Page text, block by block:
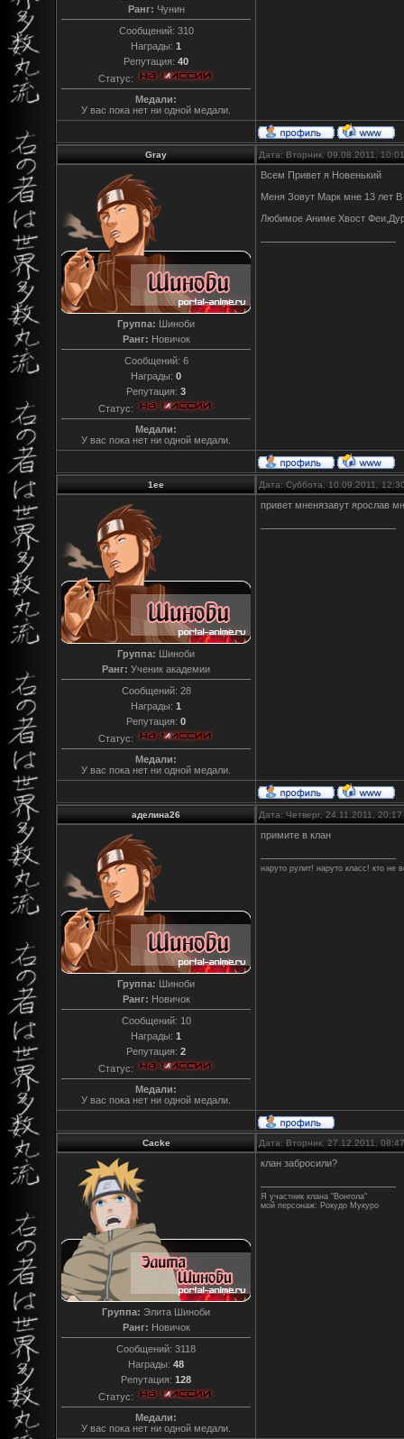
Ранг: Чунин
Сообщений: 310
Награды: 1
Репутация: 40
Статус:
Медали:
У вас пока нет ни одной медали.
Gray Дата: Вторник, 09.08.2011,
Группа: Шиноби
Ранг: Новичок
Сообщений: 6
Награды: 0
Репутация: 3
Статус:
Медали:
У вас пока нет ни одной медали.
Всем Привет я Новенький
Меня Зовут Марк мне 13 лет В
Любимое Аниме Хвост
1ee Дата: Суббота, 10.09.2011,
Группа: Шиноби
Ранг: Ученик академии
Сообщений: 28
Награды: 1
Репутация: 0
Статус:
Медали:
У вас пока нет ни одной медали.
привет мненязавут ярослав
аделина26 Дата: Четверг, 24.11.2011,
Группа: Шиноби
Ранг: Новичок
Сообщений: 10
Награды: 1
Репутация: 2
Статус:
Медали:
У вас пока нет ни одной медали.
примите в клан
наруто рулит! наруто класс! кто не
Cacke Дата: Вторник, 27.12.2011,
Группа: Элита Шиноби
Ранг: Новичок
Сообщений: 3118
Награды: 48
Репутация: 128
Статус:
Медали:
У вас пока нет ни одной медали.
клан забросили?
Я участник клана "Вонгола"
мой персонаж: Рокудо Мукуро